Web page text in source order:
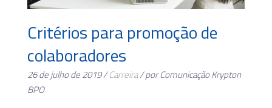
Critérios para promoção de
colaboradores
26 de julho de 2019 /Carreira/ por Comunicação Krypton
BPO